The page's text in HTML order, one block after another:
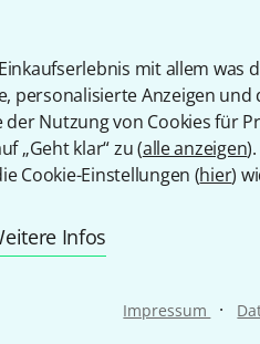
mit allem was
personalisierte Anzeigen und
Nutzung von Cookies für
„Geht klar“ zu (alle anzeigen).
Cookie-Einstellungen (hier)
Infos
Impressum ·